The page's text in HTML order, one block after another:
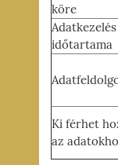
köre
Adatkezelés
időtartama
Ki férhet
az